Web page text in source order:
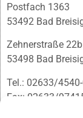
Postfach 1363
53492 Bad
Zehnerstraße 22b
53498 Bad
Tel.: 02633/
Fax: 02633/